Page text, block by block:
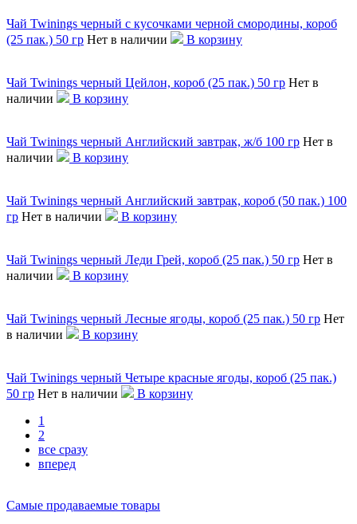
Чай Twinings черный с кусочками черной смородины, короб
(25 пак.) 50 гр Нет в наличии В корзину
Чай Twinings черный Цейлон, короб (25 пак.) 50 гр Нет в
наличии
В корзину
Чай Twinings черный Английский завтрак, ж/б 100 гр Нет в
наличии
В корзину
Чай Twinings черный Английский завтрак, короб (50 пак.) 100
гр Нет в наличии В корзину
Чай Twinings черный Леди Грей, короб (25 пак.) 50 гр Нет в
наличии
В корзину
Чай Twinings черный Лесные ягоды, короб (25 пак.) 50 гр Нет
в наличии
В корзину
Чай Twinings черный Четыре красные ягоды, короб (25 пак.)
50 гр Нет в наличии
В корзину
1
2
все сразу
вперед
Самые продаваемые товары